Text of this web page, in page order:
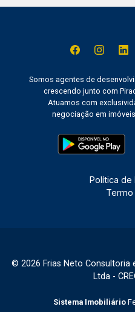
Somos agentes de
crescendo junto com
Atuamos com
negociação em
Política de
© 2026 Frias Neto Consultoria
Ltda -
Sistema Imobiliário